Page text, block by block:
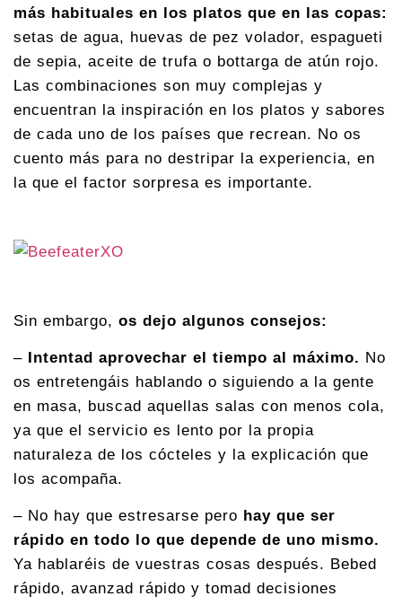
más habituales en los platos que en las copas:
setas de agua, huevas de pez volador, espagueti
de sepia, aceite de trufa o bottarga de atún rojo.
Las combinaciones son muy complejas y
encuentran la inspiración en los platos y sabores
de cada uno de los países que recrean. No os
cuento más para no destripar la experiencia, en
la que el factor sorpresa es importante.
Sin embargo, os dejo algunos consejos:
– Intentad aprovechar el tiempo al máximo. No
os entretengáis hablando o siguiendo a la gente
en masa, buscad aquellas salas con menos cola,
ya que el servicio es lento por la propia
naturaleza de los cócteles y la explicación que
los acompaña.
– No hay que estresarse pero hay que ser
rápido en todo lo que depende de uno mismo.
Ya hablaréis de vuestras cosas después. Bebed
rápido, avanzad rápido y tomad decisiones